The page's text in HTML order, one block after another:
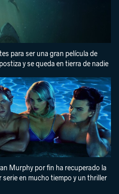
para ser una gran película de
y se queda en tierra de nadie
Murphy por fin ha recuperado la
en mucho tiempo y un thriller